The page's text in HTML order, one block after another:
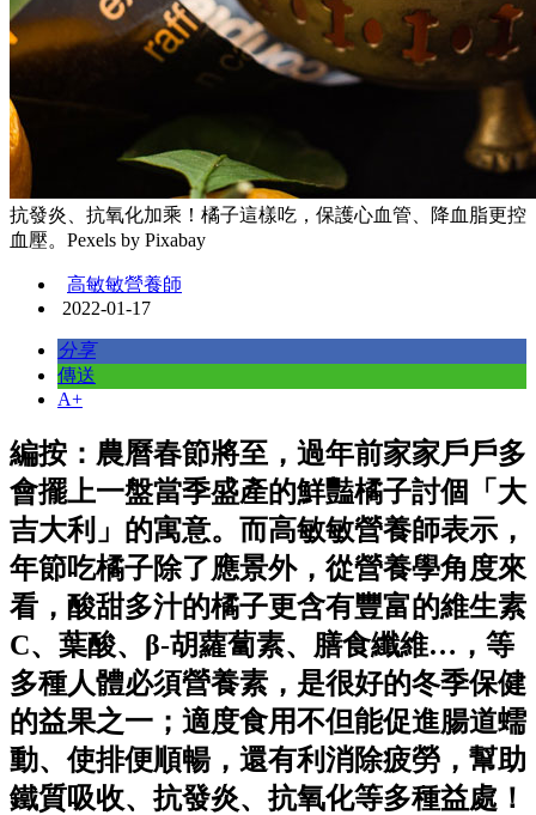
抗發炎、抗氧化加乘！橘子這樣吃，保護心血管、降血脂更控
血壓。Pexels by Pixabay
高敏敏營養師
2022-01-17
分享
傳送
A+
編按：農曆春節將至，過年前家家戶戶多
會擺上一盤當季盛產的鮮豔橘子討個「大
吉大利」的寓意。而高敏敏營養師表示，
年節吃橘子除了應景外，從營養學角度來
看，酸甜多汁的橘子更含有豐富的維生素
C、葉酸、β-胡蘿蔔素、膳食纖維…，等
多種人體必須營養素，是很好的冬季保健
的益果之一；適度食用不但能促進腸道蠕
動、使排便順暢，還有利消除疲勞，幫助
鐵質吸收、抗發炎、抗氧化等多種益處！